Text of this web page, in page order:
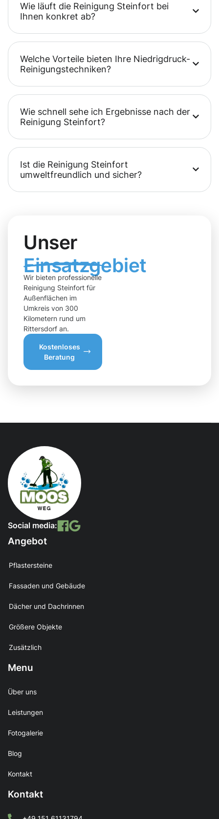
Wie läuft die Reinigung Steinfort bei
Ihnen konkret ab?
Welche Vorteile bieten Ihre Niedrigdruck-
Reinigungstechniken?
Wie schnell sehe ich Ergebnisse nach der
Reinigung Steinfort?
Ist die Reinigung Steinfort
umweltfreundlich und sicher?
Unser
Einsatzgebiet
Wir bieten professionelle
Reinigung Steinfort für
Außenflächen im
Umkreis von 300
Kilometern rund um
Rittersdorf an.
Kostenloses
Beratung
Social media:
Angebot
Pflastersteine
Fassaden und Gebäude
Dächer und Dachrinnen
Größere Objekte
Zusätzlich
Menu
Über uns
Leistungen
Fotogalerie
Blog
Kontakt
Kontakt